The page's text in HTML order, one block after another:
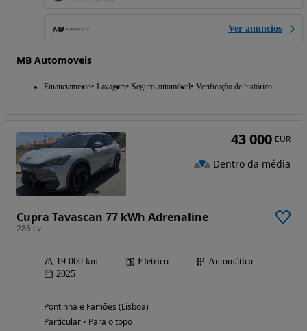
Ver anúncios
MB Automoveis
Financiamento Lavagem Seguro automóvel Verificação de histórico
Cupra Tavascan 77 kWh Adrenaline
286 cv
19 000 km Elétrico
Automática
2025
Pontinha e Famões (Lisboa)
Particular • Para o topo
43 000 EUR
Dentro da média